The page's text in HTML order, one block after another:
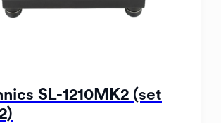
SL-1210MK2 (set